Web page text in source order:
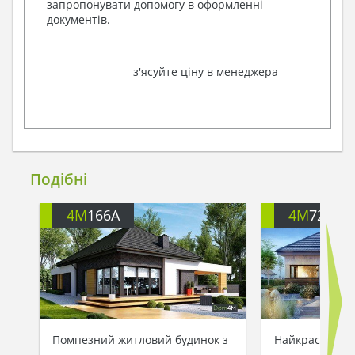
запропонувати допомогу в оформленні
документів.
з'ясуйте ціну в менеджера
Подібні
4M166A
Помпезний житловий будинок з
4M722